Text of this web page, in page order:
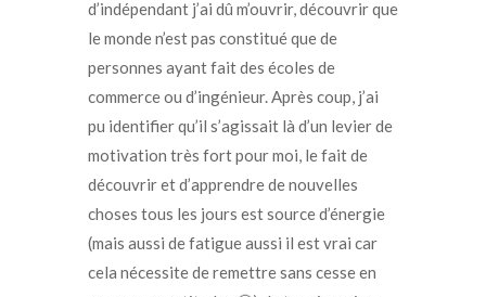
d’indépendant j’ai dû m’ouvrir, découvrir que
le monde n’est pas constitué que de
personnes ayant fait des écoles de
commerce ou d’ingénieur. Après coup, j’ai
pu identifier qu’il s’agissait là d’un levier de
motivation très fort pour moi, le fait de
découvrir et d’apprendre de nouvelles
choses tous les jours est source d’énergie
(mais aussi de fatigue aussi il est vrai car
cela nécessite de remettre sans cesse en